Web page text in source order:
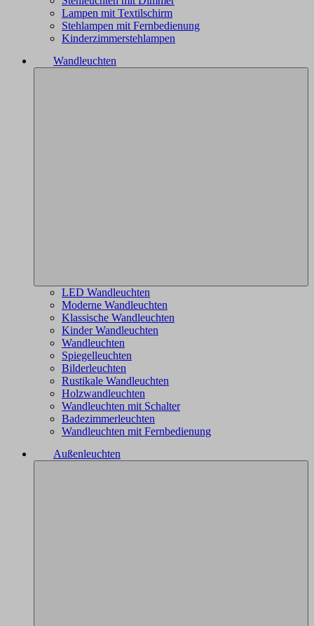
Lampen mit Textilschirm
Stehlampen mit Fernbedienung
Kinderzimmerstehlampen
Wandleuchten
LED Wandleuchten
Moderne Wandleuchten
Klassische Wandleuchten
Kinder Wandleuchten
Wandleuchten
Spiegelleuchten
Bilderleuchten
Rustikale Wandleuchten
Holzwandleuchten
Wandleuchten mit Schalter
Badezimmerleuchten
Wandleuchten mit Fernbedienung
Außenleuchten